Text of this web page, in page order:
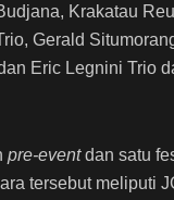
Krakatau
Gerald
Eric Legnini Trio
pre-eventdan satu
tersebut meliputi